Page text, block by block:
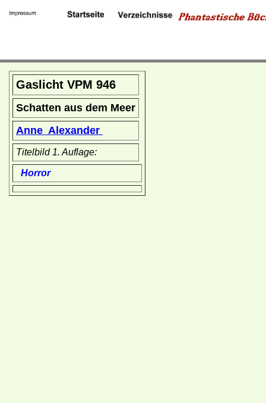
Gaslicht VPM 946
Schatten aus dem Meer
Anne Alexander
Titelbild 1. Auflage:
Horror